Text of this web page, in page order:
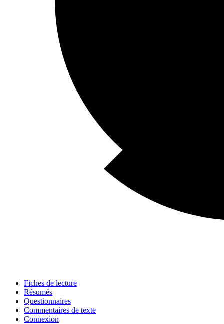
Fiches de lecture
Résumés
Questionnaires
Commentaires de texte
Connexion